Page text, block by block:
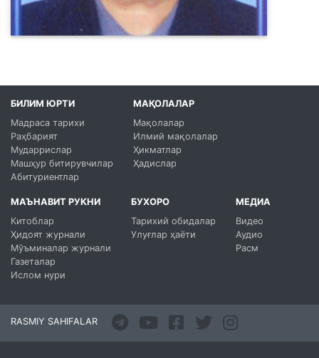
БИЛИМ ЮРТИ
Мадраса тарихи
Раҳбарият
Мударрислар
Машҳур битирувчилар
Абитуриентлар
МАҚОЛАЛАР
Мақолалар
Илмий мақолалар
Ҳикматлар
Ҳадислар
МАЪНАВИТ РУКНИ
Китоблар
Ҳидоят журнали
Мўъминалар журнали
Газеталар
Ислом нури
БУХОРО
Тарихий обидалар
Улуғлар ҳаёти
МЕДИА
Видео
Аудио
Расм
RASMIY SAHIFALAR